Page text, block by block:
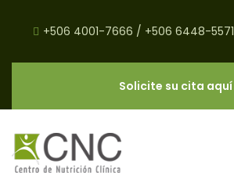
+506 4001-7666 / +506 6448-5571
Solicite su cita aquí